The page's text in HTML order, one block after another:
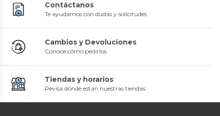
Contáctanos
Te ayudamos con dudas y solicitudes
Cambios y Devoluciones
Conoce cómo pedirlos
Tiendas y horarios
Revisa dónde están nuestras tiendas